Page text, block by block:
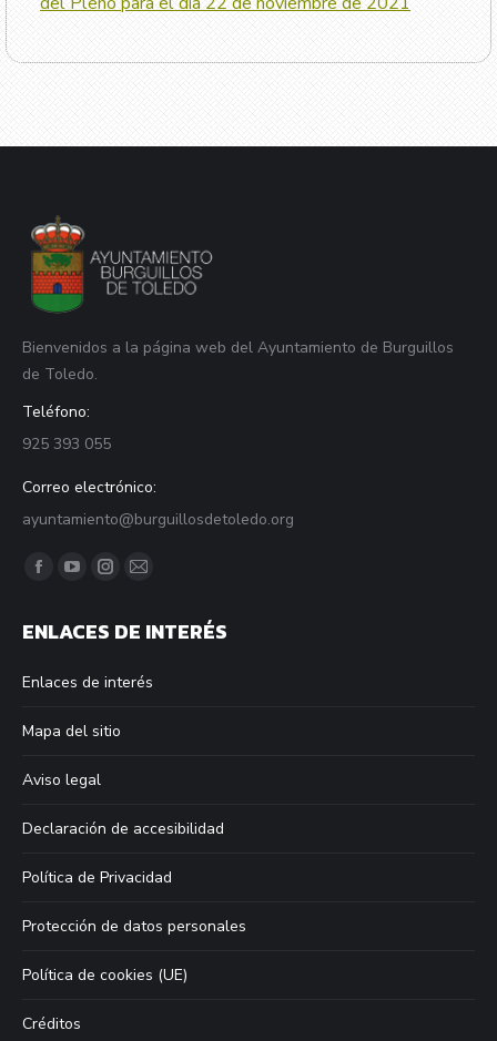
Bienvenidos a la página web del Ayuntamiento de Burguillos
de Toledo.
Teléfono:
925 393 055
Correo electrónico:
ayuntamiento@burguillosdetoledo.org
Find us on:
Facebook
opens
new
window
YouTube
opens
new
window
Instagram
opens
new
window
Mail
opens
new
ENLACES DE INTERÉS
Enlaces de interés
Mapa del sitio
Aviso legal
Declaración de accesibilidad
Política de Privacidad
Protección de datos personales
Política de cookies (UE)
Créditos